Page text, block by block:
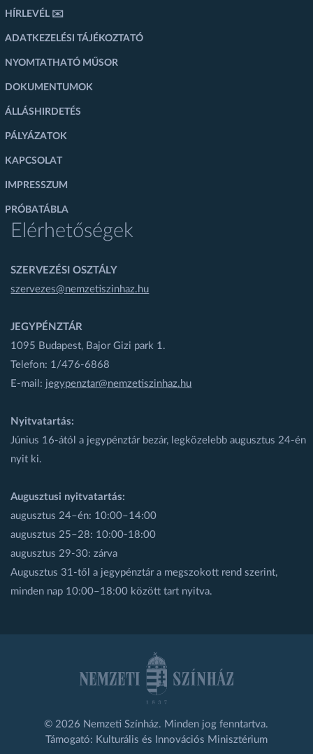
HÍRLEVÉL ✉️
ADATKEZELÉSI TÁJÉKOZTATÓ
NYOMTATHATÓ MŰSOR
DOKUMENTUMOK
ÁLLÁSHIRDETÉS
PÁLYÁZATOK
KAPCSOLAT
IMPRESSZUM
PRÓBATÁBLA
Elérhetőségek
SZERVEZÉSI OSZTÁLY
szervezes@nemzetiszinhaz.hu
JEGYPÉNZTÁR
1095 Budapest, Bajor Gizi park 1.
Telefon: 1/476-6868
E-mail: jegypenztar@nemzetiszinhaz.hu
Nyitvatartás:
Június 16-ától a jegypénztár bezár, legközelebb augusztus 24-én
nyit ki.
Augusztusi nyitvatartás:
augusztus 24–én: 10:00–14:00
augusztus 25–28: 10:00-18:00
augusztus 29-30: zárva
Augusztus 31-től a jegypénztár a megszokott rend szerint,
minden nap 10:00–18:00 között tart nyitva.
© 2026 Nemzeti Színház. Minden jog fenntartva.
Támogató: Kulturális és Innovációs Minisztérium